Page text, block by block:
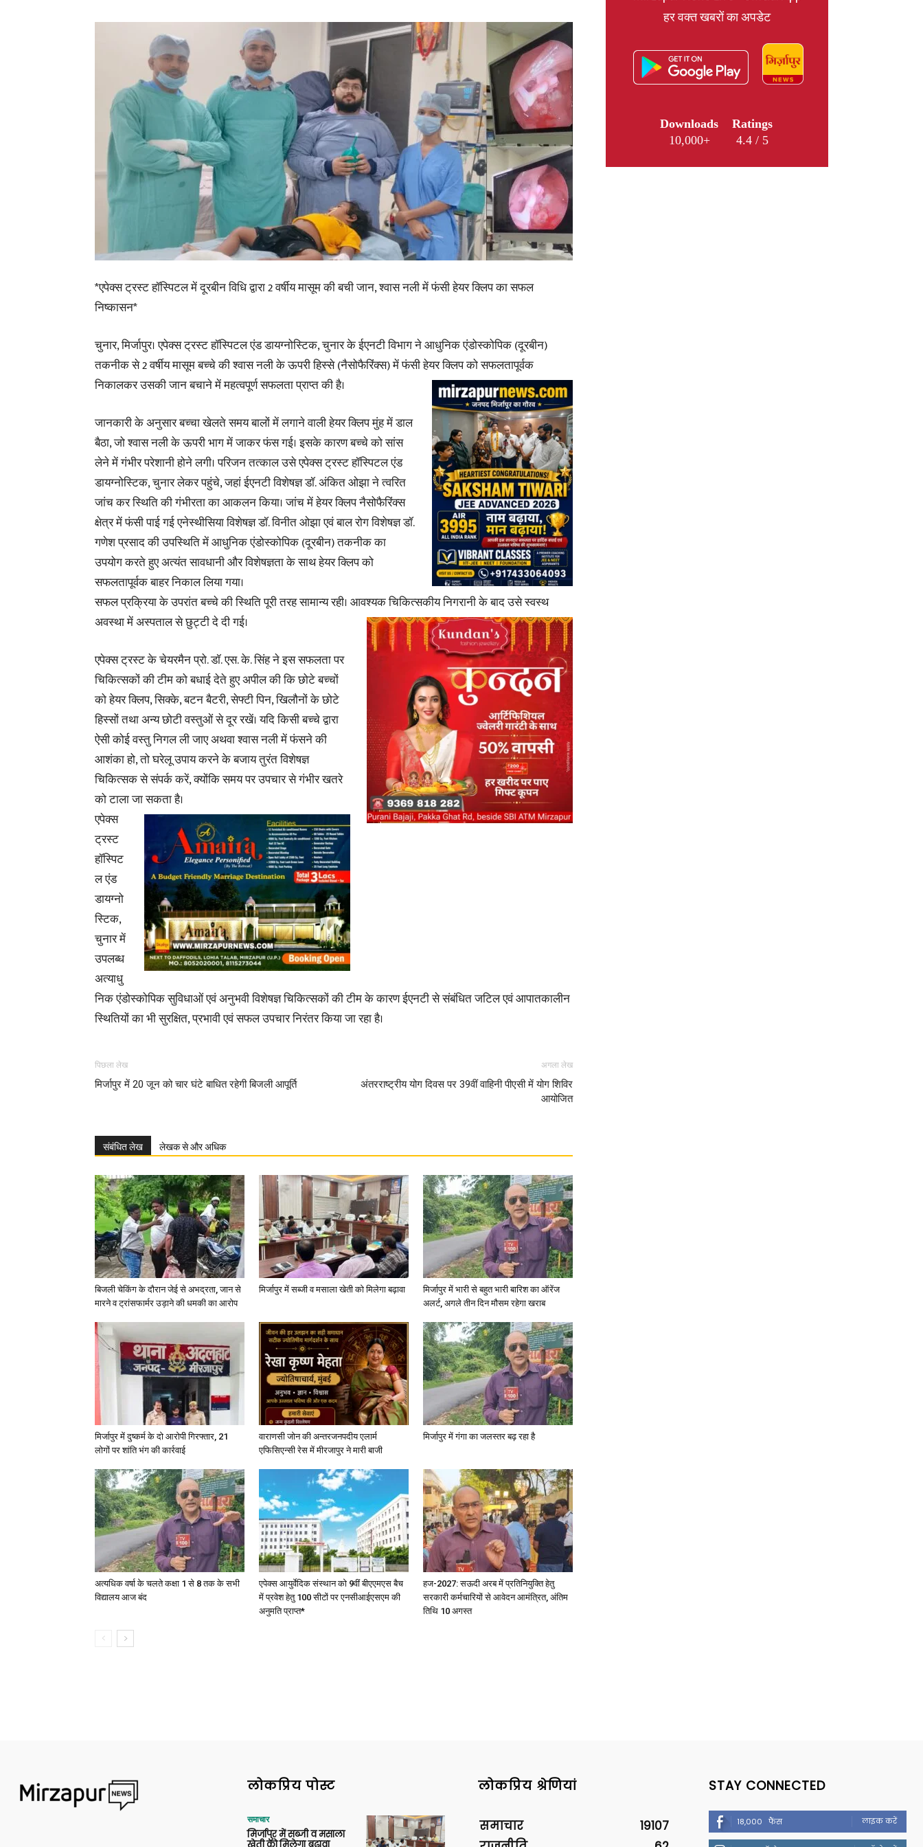
News,
Latest
News
in
Hindi,
Today
Hindi
News
Paper
*एपेक्स ट्रस्ट हॉस्पिटल में दूरबीन विधि द्वारा 2 वर्षीय मासूम की बची जान, श्वास नली में फंसी हेयर क्लिप का सफल
निष्कासन*
चुनार, मिर्जापुर। एपेक्स ट्रस्ट हॉस्पिटल एंड डायग्नोस्टिक, चुनार के ईएनटी विभाग ने आधुनिक एंडोस्कोपिक (दूरबीन)
तकनीक से 2 वर्षीय मासूम बच्चे की श्वास नली के ऊपरी हिस्से (नैसोफैरिंक्स) में फंसी हेयर क्लिप को सफलतापूर्वक
निकालकर उसकी जान बचाने में महत्वपूर्ण सफलता प्राप्त की है।
जानकारी के अनुसार बच्चा खेलते समय बालों में लगाने वाली हेयर क्लिप मुंह में डाल
बैठा, जो श्वास नली के ऊपरी भाग में जाकर फंस गई। इसके कारण बच्चे को सांस
लेने में गंभीर परेशानी होने लगी। परिजन तत्काल उसे एपेक्स ट्रस्ट हॉस्पिटल एंड
डायग्नोस्टिक, चुनार लेकर पहुंचे, जहां ईएनटी विशेषज्ञ डॉ. अंकित ओझा ने त्वरित
जांच कर स्थिति की गंभीरता का आकलन किया। जांच में हेयर क्लिप नैसोफैरिंक्स
क्षेत्र में फंसी पाई गई एनेस्थीसिया विशेषज्ञ डॉ. विनीत ओझा एवं बाल रोग विशेषज्ञ डॉ.
गणेश प्रसाद की उपस्थिति में आधुनिक एंडोस्कोपिक (दूरबीन) तकनीक का
उपयोग करते हुए अत्यंत सावधानी और विशेषज्ञता के साथ हेयर क्लिप को
सफलतापूर्वक बाहर निकाल लिया गया।
सफल प्रक्रिया के उपरांत बच्चे की स्थिति पूरी तरह सामान्य रही। आवश्यक चिकित्सकीय निगरानी के बाद उसे स्वस्थ
अवस्था में अस्पताल से छुट्टी दे दी गई।
एपेक्स ट्रस्ट के चेयरमैन प्रो. डॉ. एस. के. सिंह ने इस सफलता पर
चिकित्सकों की टीम को बधाई देते हुए अपील की कि छोटे बच्चों
को हेयर क्लिप, सिक्के, बटन बैटरी, सेफ्टी पिन, खिलौनों के छोटे
हिस्सों तथा अन्य छोटी वस्तुओं से दूर रखें। यदि किसी बच्चे द्वारा
ऐसी कोई वस्तु निगल ली जाए अथवा श्वास नली में फंसने की
आशंका हो, तो घरेलू उपाय करने के बजाय तुरंत विशेषज्ञ
चिकित्सक से संपर्क करें, क्योंकि समय पर उपचार से गंभीर खतरे
को टाला जा सकता है।
एपेक्स
ट्रस्ट
हॉस्पिट
ल एंड
डायग्नो
स्टिक,
चुनार में
उपलब्ध
अत्याधु
निक एंडोस्कोपिक सुविधाओं एवं अनुभवी विशेषज्ञ चिकित्सकों की टीम के कारण ईएनटी से संबंधित जटिल एवं आपातकालीन
स्थितियों का भी सुरक्षित, प्रभावी एवं सफल उपचार निरंतर किया जा रहा है।
पिछला लेख
मिर्जापुर में 20 जून को चार घंटे बाधित रहेगी बिजली आपूर्ति
अगला लेख
अंतरराष्ट्रीय योग दिवस पर 39वीं वाहिनी पीएसी में योग शिविर
आयोजित
संबंधित लेख लेखक से और अधिक
बिजली चेकिंग के दौरान जेई से अभद्रता, जान से
मारने व ट्रांसफार्मर उड़ाने की धमकी का आरोप
मिर्जापुर में सब्जी व मसाला खेती को मिलेगा बढ़ावा
मिर्जापुर में भारी से बहुत भारी बारिश का ऑरेंज
अलर्ट, अगले तीन दिन मौसम रहेगा खराब
मिर्जापुर में दुष्कर्म के दो आरोपी गिरफ्तार, 21
लोगों पर शांति भंग की कार्रवाई
वाराणसी जोन की अन्तरजनपदीय एलार्म
एफिसिएन्सी रेस में मीरजापुर ने मारी बाजी
मिर्जापुर में गंगा का जलस्तर बढ़ रहा है
अत्यधिक वर्षा के चलते कक्षा 1 से 8 तक के सभी
विद्यालय आज बंद
एपेक्स आयुर्वेदिक संस्थान को 9वीं बीएएमएस बैच
में प्रवेश हेतु 100 सीटों पर एनसीआईएसएम की
अनुमति प्राप्त*
हज-2027: सऊदी अरब में प्रतिनियुक्ति हेतु
सरकारी कर्मचारियों से आवेदन आमंत्रित, अंतिम
तिथि 10 अगस्त
हर वक्त खबरों का अपडेट
Downloads
10,000+
Ratings
4.4 / 5
लोकप्रिय पोस्ट
समाचार
मिर्जापुर में सब्जी व मसाला
लोकप्रिय श्रेणियां
समाचार
19107
STAY CONNECTED
18,000 फैंस लाइक करें